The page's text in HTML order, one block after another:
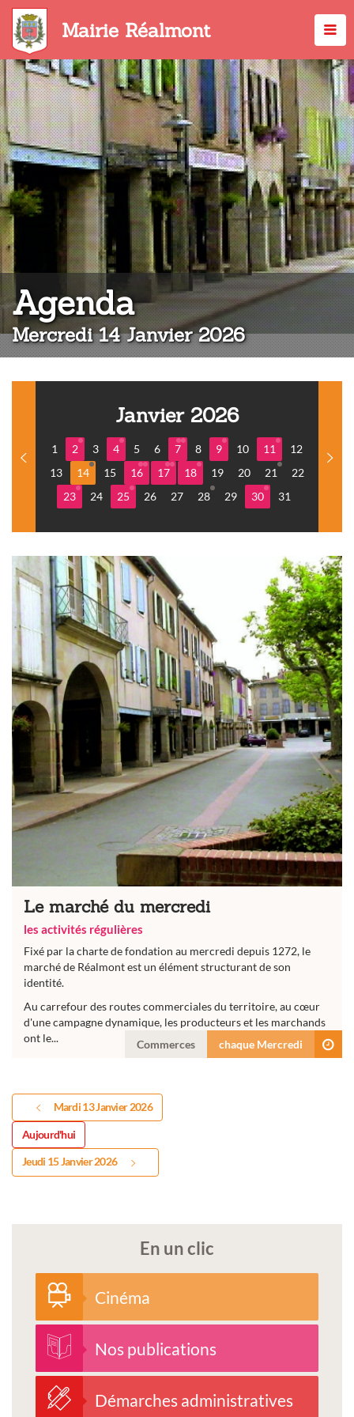
Aller
contenu
principal
Mairie Réalmont
Agenda:
Mercredi 14 Janvier 2026
Janvier 2026
1 2 3 4 5 6 7 8 9 10 11
12
13
14 15 16 17 18 19 20 21
22
23
24 25 26 27 28 29 30 31
Le marché du mercredi
les activités régulières
Fixé par la charte de fondation au mercredi depuis 1272, le
marché de Réalmont est un élément structurant de son
identité.
Au carrefour des routes commerciales du territoire, au cœur
d'une campagne dynamique, les producteurs et les marchands
ont le...
Commerces chaque Mercredi
Mardi 13 Janvier 2026
Aujourd'hui
Jeudi 15 Janvier 2026
En un clic
Cinéma
Nos publications
Démarches administratives